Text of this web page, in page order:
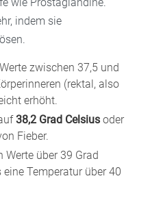
indem sie
zwischen 37,5 und
(rektal, also
erhöht.
38,2 Grad Celsius oder
Fieber.
Werte über 39 Grad
Temperatur über 40